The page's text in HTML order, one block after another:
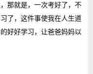
那就是，一次考好了，不
了，这件事使我在人生道
好好学习，让爸爸妈妈以